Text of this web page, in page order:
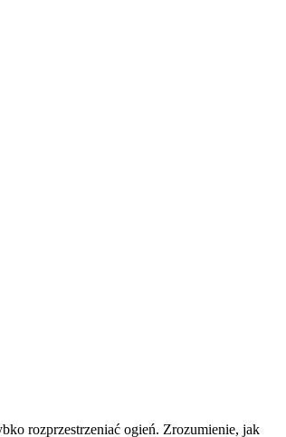
rozprzestrzeniać ogień. Zrozumienie, jak